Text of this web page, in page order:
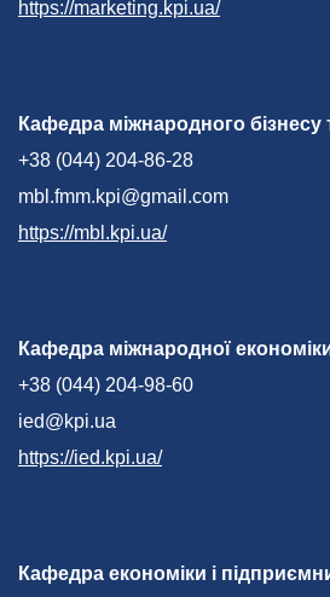
https://marketing.kpi.ua/
Кафедра міжнародного бізнесу
+38 (044) 204-86-28
mbl.fmm.kpi@gmail.com
https://mbl.kpi.ua/
Кафедра міжнародної
+38 (044) 204-98-60
ied@kpi.ua
https://ied.kpi.ua/
Кафедра економіки і